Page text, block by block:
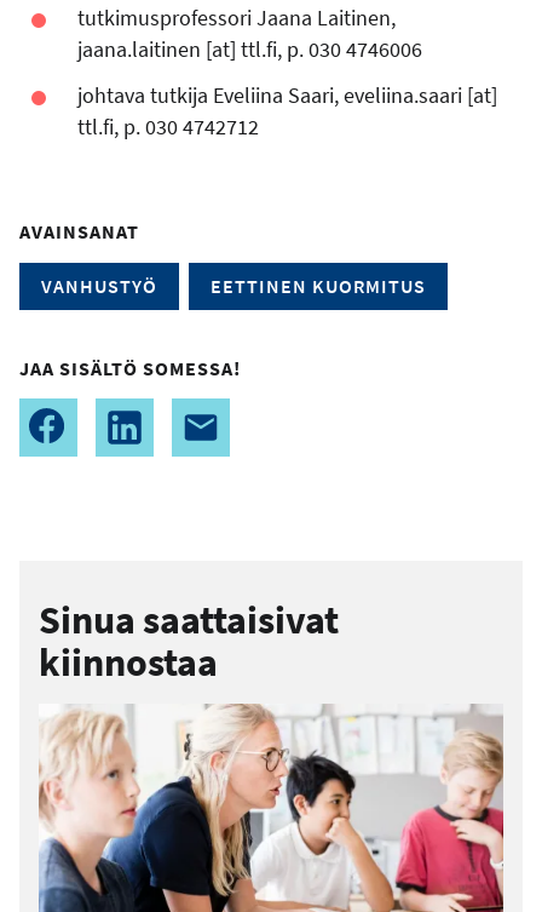
tutkimusprofessori Jaana Laitinen,
jaana.laitinen [at]ttl.fi, p. 030 4746006
johtava tutkija Eveliina Saari,eveliina.saari [at]
ttl.fi, p. 030 4742712
AVAINSANAT
VANHUSTYÖ EETTINEN KUORMITUS
JAA SISÄLTÖ SOMESSA!
Sinua saattaisivat
kiinnostaa